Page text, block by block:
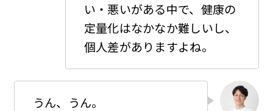
い・悪いがある中で、健康の
定量化はなかなか難しいし、
個人差がありますよね。
うん、うん。